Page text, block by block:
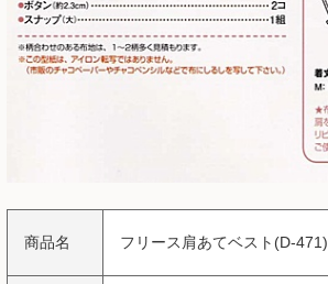
商品名 フリース肩あてベスト(D-471)